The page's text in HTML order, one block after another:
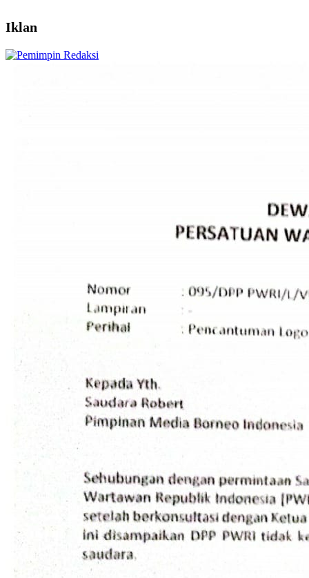
Iklan